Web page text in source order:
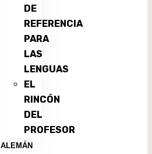
DE
REFERENCIA
PARA
LAS
LENGUAS
EL
RINCÓN
DEL
PROFESOR
ALEMÁN